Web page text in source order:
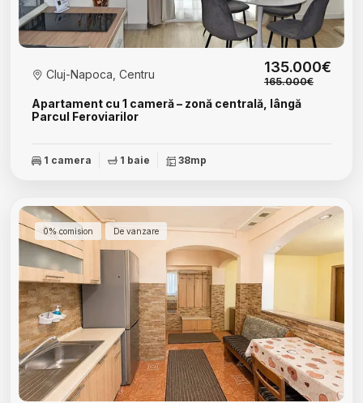
Apartament cu 1 cameră – zonă centrală, lângă
Parcul Feroviarilor
Cluj-Napoca, Centru 135.000€
165.000€
1 camera 1 baie 38mp
0% comision De vanzare